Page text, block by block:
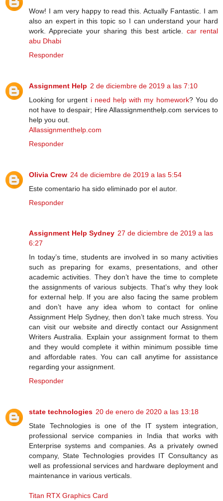
Wow! I am very happy to read this. Actually Fantastic. I am
also an expert in this topic so I can understand your hard
work. Appreciate your sharing this best article. car rental
abu Dhabi
Responder
Assignment Help 2 de diciembre de 2019 a las 7:10
Looking for urgent i need help with my homework? You do
not have to despair; Hire Allassignmenthelp.com services to
help you out.
Allassignmenthelp.com
Responder
Olivia Crew 24 de diciembre de 2019 a las 5:54
Este comentario ha sido eliminado por el autor.
Responder
Assignment Help Sydney 27 de diciembre de 2019 a las
6:27
In today’s time, students are involved in so many activities
such as preparing for exams, presentations, and other
academic activities. They don’t have the time to complete
the assignments of various subjects. That’s why they look
for external help. If you are also facing the same problem
and don’t have any idea whom to contact for online
Assignment Help Sydney, then don’t take much stress. You
can visit our website and directly contact our Assignment
Writers Australia. Explain your assignment format to them
and they would complete it within minimum possible time
and affordable rates. You can call anytime for assistance
regarding your assignment.
Responder
state technologies 20 de enero de 2020 a las 13:18
State Technologies is one of the IT system integration,
professional service companies in India that works with
Enterprise systems and companies. As a privately owned
company, State Technologies provides IT Consultancy as
well as professional services and hardware deployment and
maintenance in various verticals.
Titan RTX Graphics Card